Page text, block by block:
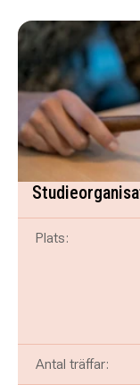
Plats:
Antal träffar: